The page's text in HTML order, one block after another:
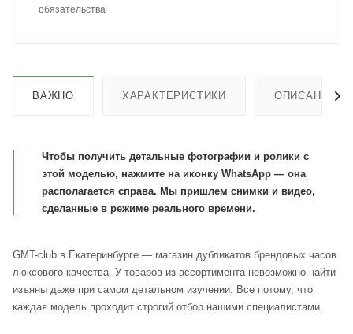
обязательства
ВАЖНО ХАРАКТЕРИСТИКИ ОПИСАНИЕ
Чтобы получить детальные фотографии и ролики с
этой моделью, нажмите на иконку WhatsApp — она
располагается справа. Мы пришлем снимки и видео,
сделанные в режиме реального времени.
GMT-club в Екатеринбурге — магазин дубликатов брендовых часов
люксового качества. У товаров из ассортимента невозможно найти
изъяны даже при самом детальном изучении. Все потому, что
каждая модель проходит строгий отбор нашими специалистами.